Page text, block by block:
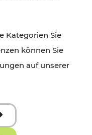
Kategorien Sie
können Sie
auf unserer